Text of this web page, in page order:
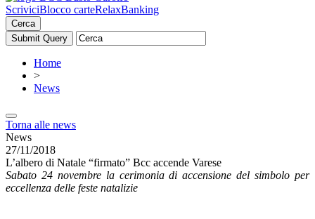
ScriviciBlocco carteRelaxBanking
Cerca
Home
>
News
Torna alle news
News
27/11/2018
L’albero di Natale “firmato” Bcc accende Varese
Sabato 24 novembre la cerimonia di accensione del simbolo per
eccellenza delle feste natalizie